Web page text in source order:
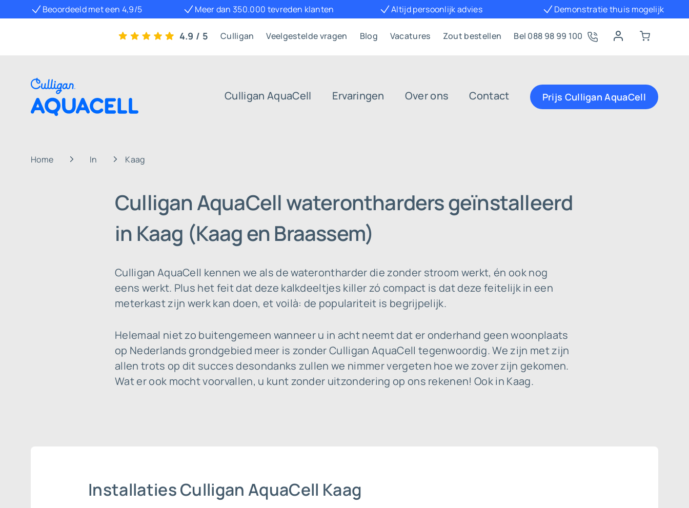
Beoordeeld met een 4,9/5 Meer dan 350.000 tevreden klanten Altijd persoonlijk advies Demonstratie thuis mogelijk
4.9 / 5 Culligan Veelgestelde vragen Blog Vacatures Zout bestellen Bel 088 98 99 100
Culligan AquaCell Ervaringen Over ons Contact Prijs Culligan AquaCell
Home In Kaag
Culligan AquaCell waterontharders geïnstalleerd
in Kaag (Kaag en Braassem)
Culligan AquaCell kennen we als de waterontharder die zonder stroom werkt, én ook nog
eens werkt. Plus het feit dat deze kalkdeeltjes killer zó compact is dat deze feitelijk in een
meterkast zijn werk kan doen, et voilà: de populariteit is begrijpelijk.
Helemaal niet zo buitengemeen wanneer u in acht neemt dat er onderhand geen woonplaats
op Nederlands grondgebied meer is zonder Culligan AquaCell tegenwoordig. We zijn met zijn
allen trots op dit succes desondanks zullen we nimmer vergeten hoe we zover zijn gekomen.
Wat er ook mocht voorvallen, u kunt zonder uitzondering op ons rekenen! Ook in Kaag.
Installaties Culligan AquaCell Kaag